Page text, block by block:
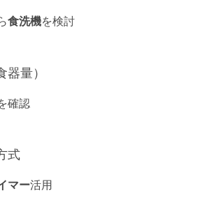
食洗機を検討
量）
確認
式
マー活用